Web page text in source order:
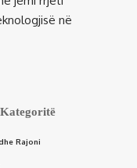
në
Rajoni